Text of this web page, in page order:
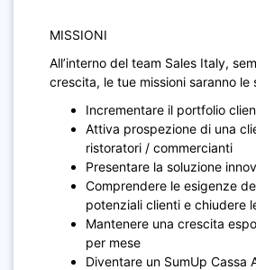
MISSIONI
All’interno del team Sales Italy,
crescita, le tue missioni saranno le
Incrementare il portfolio
Attiva prospezione di una
ristoratori / commercianti
Presentare la soluzione
Comprendere le esigenze
potenziali clienti e chiudere
Mantenere una crescita
per mese
Diventare un SumUp Cassa